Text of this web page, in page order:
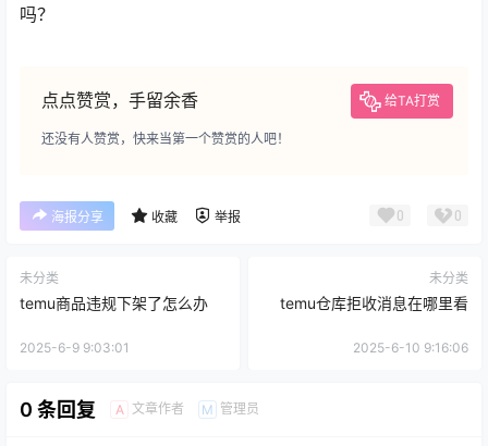
吗？
点点赞赏，手留余香 给TA打赏
还没有人赞赏，快来当第一个赞赏的人吧！
海报分享 收藏 举报 0 0
未分类
temu商品违规下架了怎么办
2025-6-9 9:03:01
未分类
temu仓库拒收消息在哪里看
2025-6-10 9:16:06
0 条回复 A 文章作者 M 管理员